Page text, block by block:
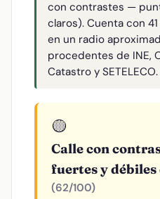
con contrastes —
claros). Cuenta con
en un radio
procedentes de INE,
Catastro y SETELECO.
🟡
Calle con
fuertes y débiles
(62/100)